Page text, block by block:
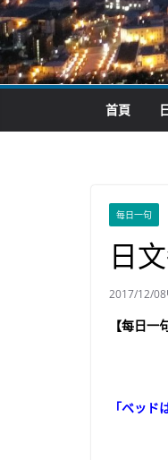
首頁
每日一句
日
2017/12/08
【每日一
「ベッド